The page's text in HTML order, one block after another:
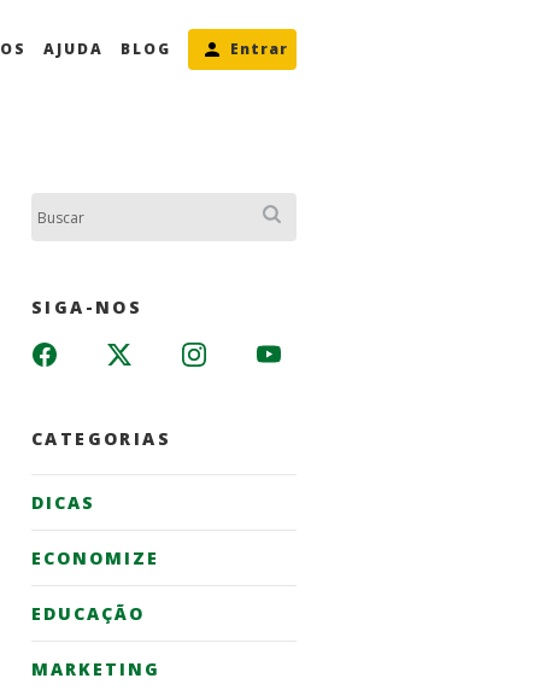
AJUDA BLOG Entrar
SIGA-NOS
CATEGORIAS
DICAS
ECONOMIZE
EDUCAÇÃO
MARKETING